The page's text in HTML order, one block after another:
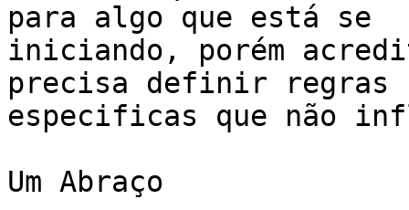
para algo que está se
iniciando, porém
precisa definir regras
especificas que não
Um Abraço